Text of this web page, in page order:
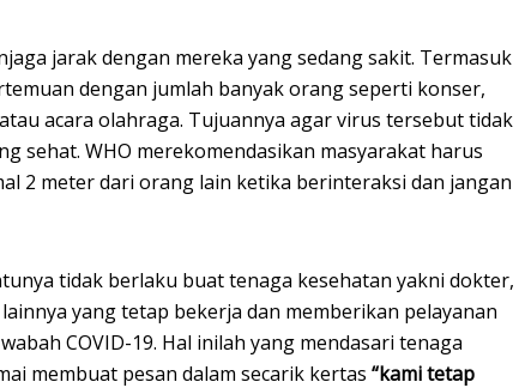
jarak dengan mereka yang sedang sakit. Termasuk
dengan jumlah banyak orang seperti konser,
acara olahraga. Tujuannya agar virus tersebut tidak
sehat. WHO merekomendasikan masyarakat harus
2 meter dari orang lain ketika berinteraksi dan jangan
tidak berlaku buat tenaga kesehatan yakni dokter,
yang tetap bekerja dan memberikan pelayanan
COVID-19. Hal inilah yang mendasari tenaga
membuat pesan dalam secarik kertas “kami tetap